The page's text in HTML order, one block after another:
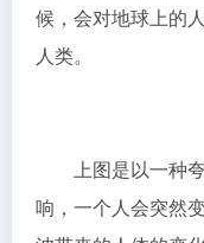
候，会对地球上的
人类。
上图是以一种夸
响，一个人会突然